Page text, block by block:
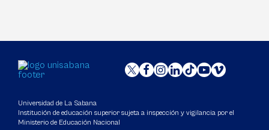
Universidad de La Sabana
Institución de educación superior sujeta a inspección y vigilancia por el
Ministerio de Educación Nacional